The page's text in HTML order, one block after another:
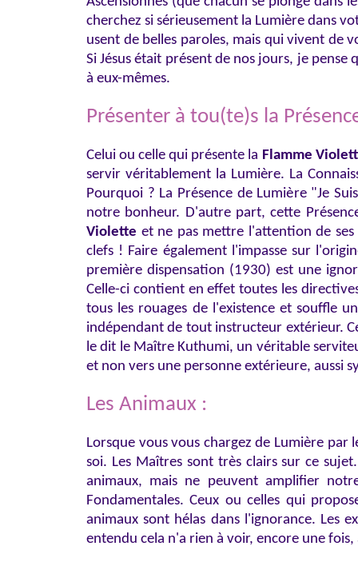
cherchez si sérieusement la Lumière dans
usent de belles paroles, mais qui vivent de
Si Jésus était présent de nos jours, je
à eux-mêmes.
Présenter à tou(te)s la
Celui ou celle qui présente la Flamme
servir véritablement la Lumière. La
Pourquoi ? La Présence de Lumière "Je
notre bonheur. D'autre part, cette
Violette et ne pas mettre l'attention de
clefs ! Faire également l'impasse sur
première dispensation (1930) est une
Celle-ci contient en effet toutes les
tous les rouages de l'existence et souffle
indépendant de tout instructeur extérieur.
le dit le Maître Kuthumi, un véritable
et non vers une personne extérieure, aussi
Les Animaux :
Lorsque vous vous chargez de Lumière par
soi. Les Maîtres sont très clairs sur ce
animaux, mais ne peuvent amplifier
Fondamentales. Ceux ou celles qui
animaux sont hélas dans l'ignorance. Les
entendu cela n'a rien à voir, encore une